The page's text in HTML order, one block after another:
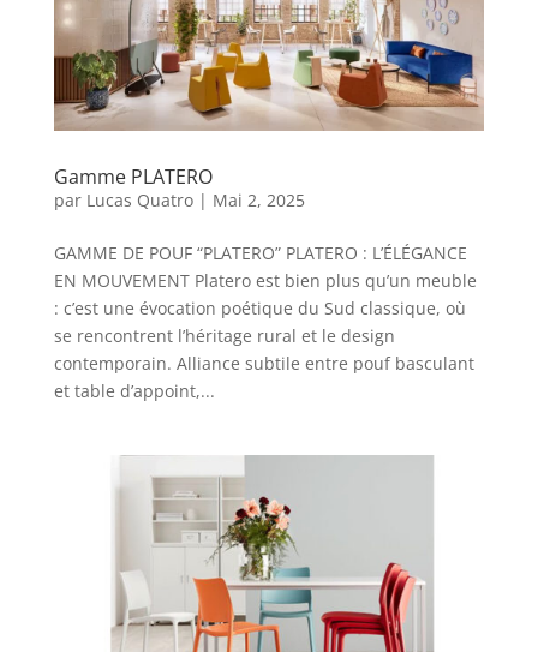
Gamme PLATERO
par Lucas Quatro| Mai 2, 2025
GAMME DE POUF “PLATERO” PLATERO : L’ÉLÉGANCE
EN MOUVEMENT Platero est bien plus qu’un meuble
: c’est une évocation poétique du Sud classique, où
se rencontrent l’héritage rural et le design
contemporain. Alliance subtile entre pouf basculant
et table d’appoint,...